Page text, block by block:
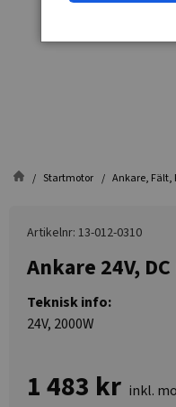
Startmotor Ankare, Fält,
Artikelnr: 13-012-0310
Ankare 24V,
Teknisk info:
24V, 2000W
1 483 kr inkl.